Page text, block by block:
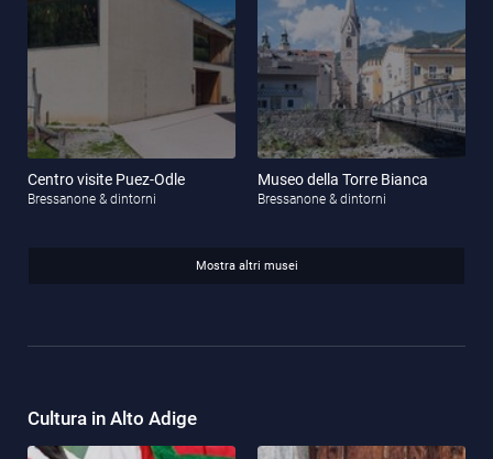
Centro visite Puez-Odle
Bressanone & dintorni
Museo della Torre Bianca
Bressanone & dintorni
Mostra altri musei
Cultura in Alto Adige